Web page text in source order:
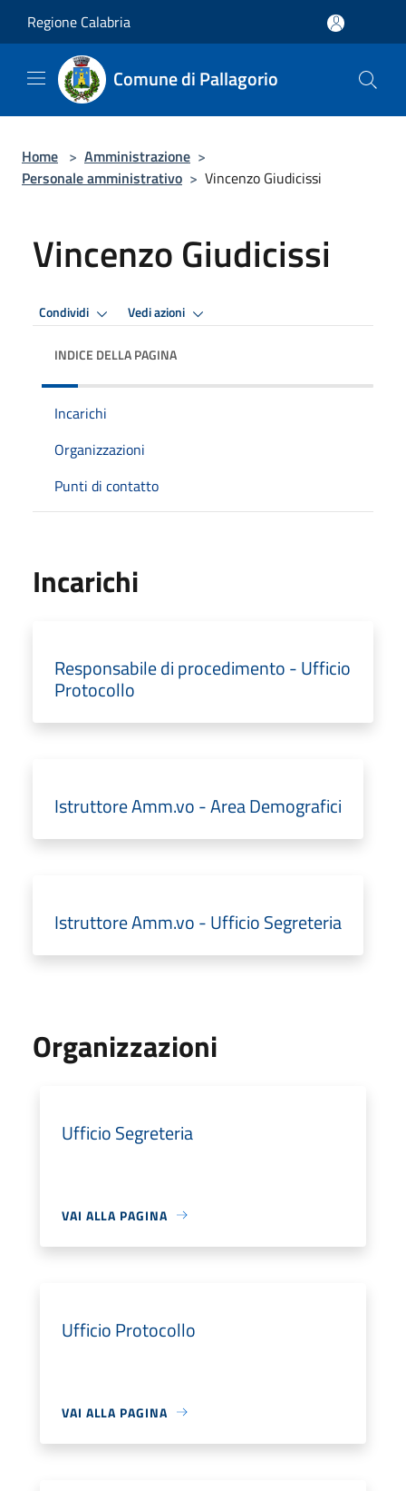
Regione Calabria
Comune di Pallagorio
Home > Amministrazione >
Personale amministrativo > Vincenzo Giudicissi
Vincenzo Giudicissi
Condividi Vedi azioni
INDICE DELLA PAGINA
Incarichi
Organizzazioni
Punti di contatto
Incarichi
Responsabile di procedimento - Ufficio
Protocollo
Istruttore Amm.vo - Area Demografici
Istruttore Amm.vo - Ufficio Segreteria
Organizzazioni
Ufficio Segreteria
VAI ALLA PAGINA
Ufficio Protocollo
VAI ALLA PAGINA